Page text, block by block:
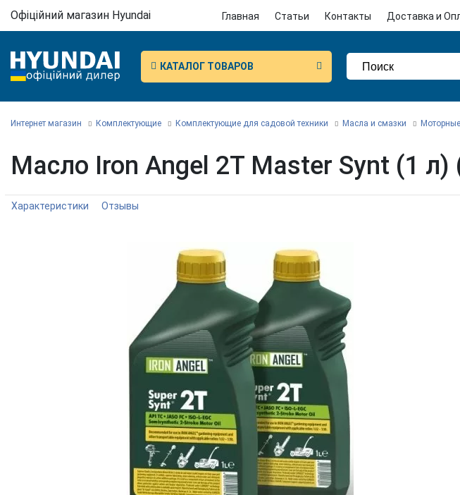
Офіційний магазин Hyundai Главная Статьи Контакты Доставка и
КАТАЛОГ ТОВАРОВ
Интернет магазин Комплектующие Комплектующие для садовой техники Масла и смазки
Масло Iron Angel 2T Master Synt (1 л)
Характеристики Отзывы